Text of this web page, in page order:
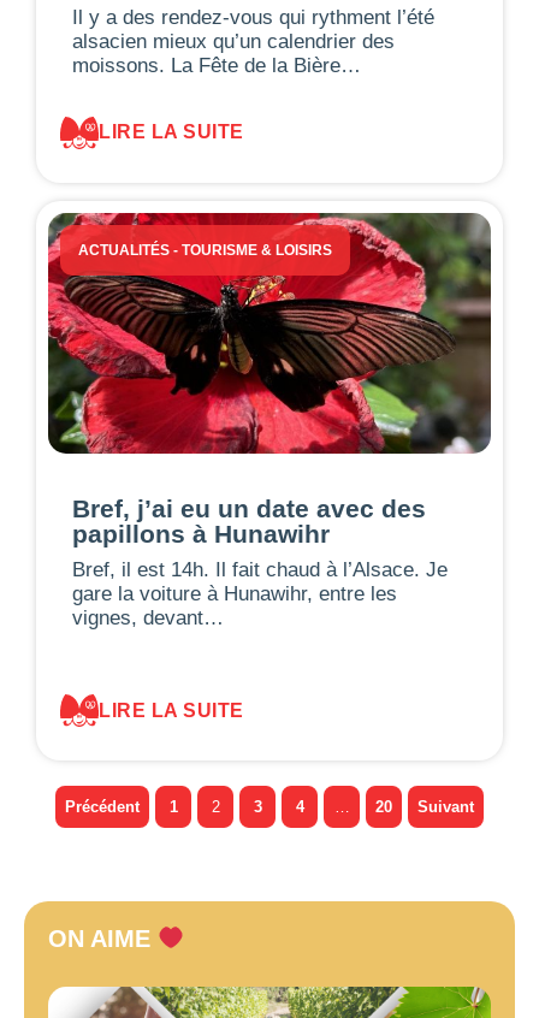
Il y a des rendez-vous qui rythment l’été
alsacien mieux qu’un calendrier des
moissons. La Fête de la Bière…
LIRE LA SUITE
ACTUALITÉS - TOURISME & LOISIRS
Bref, j’ai eu un date avec des
papillons à Hunawihr
Bref, il est 14h. Il fait chaud à l’Alsace. Je
gare la voiture à Hunawihr, entre les
vignes, devant…
LIRE LA SUITE
Précédent 1 2 3 4 … 20 Suivant
ON AIME